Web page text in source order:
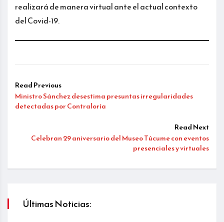
realizará de manera virtual ante el actual contexto
del Covid-19.
Read Previous
Ministro Sánchez desestima presuntas irregularidades
detectadas por Contraloría
Read Next
Celebran 29 aniversario del Museo Túcume con eventos
presenciales y virtuales
Últimas Noticias: